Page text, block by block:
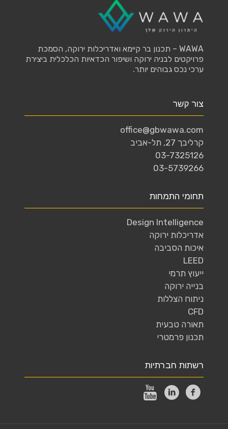
WAWA – תכנון בר קיימא ואדריכלות ירוקה, הסמכת
פרויקטים לבניה ירוקה ושיפור הכדאיות הכלכלית ביצירת
ערכי נכס גבוהים יותר.
צור קשר
office@gbwawa.com
קרליבך 27, תל-אביב
03-7325126
03-5739266
תחומי התמחות
Design Intelligence
אדריכלות ירוקה
איכות הסביבה
LEED
ייעוץ תרמי
בנייה ירוקה
ניתוח הצללות
CFD
תאורה טבעית
תכנון פרמטרי
רשתות חברתיות